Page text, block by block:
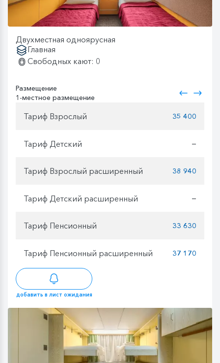
Двухместная одноярусная
Главная
Свободных кают: 0
Размещение
1-местное размещение
Тариф Взрослый 35 400
Тариф Детский —
Тариф Взрослый расширенный 38 940
Тариф Детский расширенный —
Тариф Пенсионный 33 630
Тариф Пенсионный расширенный 37 170
добавить в лист ожидания